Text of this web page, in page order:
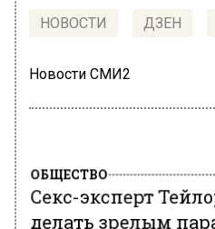
НОВОСТИ ДЗЕН
Новости СМИ2
ОБЩЕСТВО
Секс-эксперт
делать зрелым